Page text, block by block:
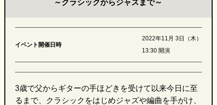
～クラシックからジャズまで～
イベント開催日時
2022年11月 3日（木）
13:30 開演
3歳で父からギターの手ほどきを受けて以来今日に至
るまで、クラシックをはじめジャズや編曲を手がけ、